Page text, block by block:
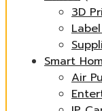
3D
Smart
Air